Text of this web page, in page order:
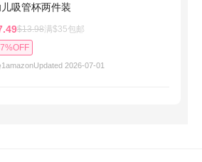
吸管杯两件装
$13.98满$35包邮
1amazonUpdated 2026-07-01